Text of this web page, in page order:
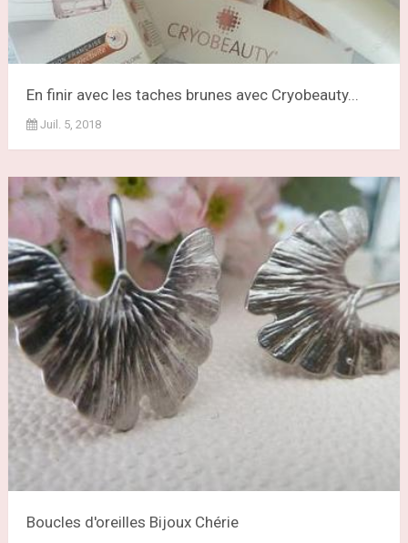
En finir avec les taches brunes avec Cryobeauty...
Juil. 5, 2018
Boucles d'oreilles Bijoux Chérie